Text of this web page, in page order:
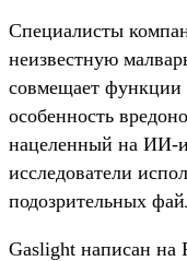
Специалисты
неизвестную
совмещает функции
особенность
нацеленный на ИИ-
исследователи
подозрительных
Gaslight написан на